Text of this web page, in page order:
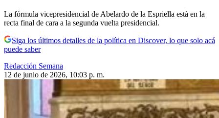
La fórmula vicepresidencial de Abelardo de la Espriella está en la
recta final de cara a la segunda vuelta presidencial.
Siga los últimos detalles de la política en Discover, lo que solo acá
puede saber
Redacción Semana
12 de junio de 2026, 10:03 p. m.